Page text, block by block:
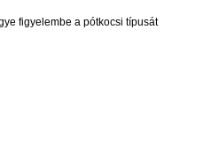
figyelembe a pótkocsi típusát